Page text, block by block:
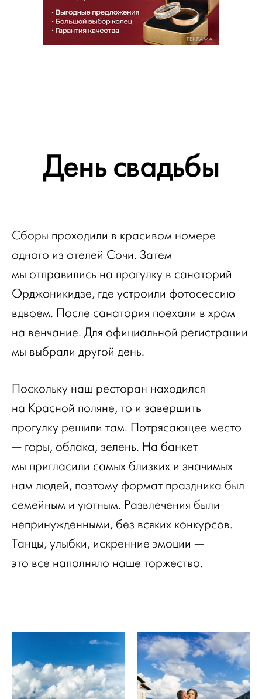
РЕКЛАМА
День свадьбы
Сборы проходили в красивом номере
одного из отелей Сочи. Затем
мы отправились на прогулку в санаторий
Орджоникидзе, где устроили фотосессию
вдвоем. После санатория поехали в храм
на венчание. Для официальной регистрации
мы выбрали другой день.
Поскольку наш ресторан находился
на Красной поляне, то и завершить
прогулку решили там. Потрясающее место
— горы, облака, зелень. На банкет
мы пригласили самых близких и значимых
нам людей, поэтому формат праздника был
семейным и уютным. Развлечения были
непринужденными, без всяких конкурсов.
Танцы, улыбки, искренние эмоции —
это все наполняло наше торжество.